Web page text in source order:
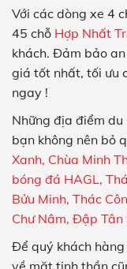
Với các dòng xe 4
45 chỗ Hợp Nhất
khách. Đảm bảo
giá tốt nhất, tối ưu
ngay !
Những địa điểm
bạn không nên bỏ
Xanh, Chùa Minh
bóng đá HAGL,
Bửu Minh, Thác
Chư Nâm, Đập Tân
Để quý khách
về mặt tinh thần